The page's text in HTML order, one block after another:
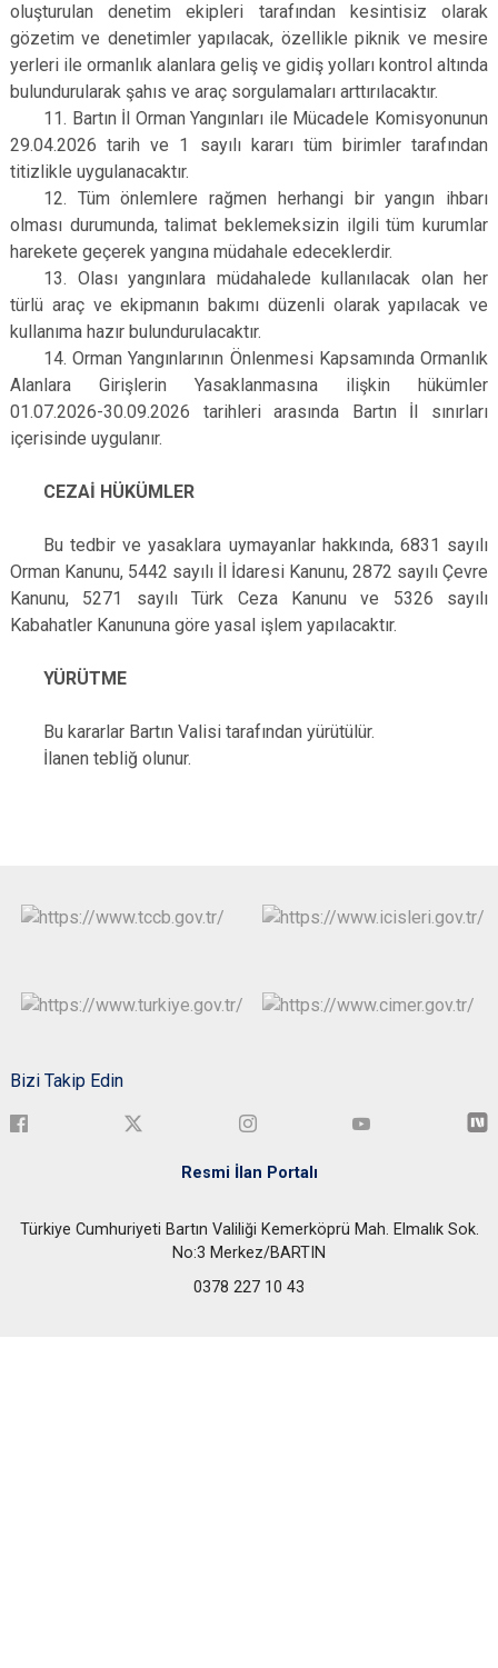
oluşturulan denetim ekipleri tarafından kesintisiz olarak
gözetim ve denetimler yapılacak, özellikle piknik ve mesire
yerleri ile ormanlık alanlara geliş ve gidiş yolları kontrol altında
bulundurularak şahıs ve araç sorgulamaları arttırılacaktır.
11. Bartın İl Orman Yangınları ile Mücadele Komisyonunun
29.04.2026 tarih ve 1 sayılı kararı tüm birimler tarafından
titizlikle uygulanacaktır.
12. Tüm önlemlere rağmen herhangi bir yangın ihbarı
olması durumunda, talimat beklemeksizin ilgili tüm kurumlar
harekete geçerek yangına müdahale edeceklerdir.
13. Olası yangınlara müdahalede kullanılacak olan her
türlü araç ve ekipmanın bakımı düzenli olarak yapılacak ve
kullanıma hazır bulundurulacaktır.
14. Orman Yangınlarının Önlenmesi Kapsamında Ormanlık
Alanlara Girişlerin Yasaklanmasına ilişkin hükümler
01.07.2026-30.09.2026 tarihleri arasında Bartın İl sınırları
içerisinde uygulanır.
CEZAİ HÜKÜMLER
Bu tedbir ve yasaklara uymayanlar hakkında, 6831 sayılı
Orman Kanunu, 5442 sayılı İl İdaresi Kanunu, 2872 sayılı Çevre
Kanunu, 5271 sayılı Türk Ceza Kanunu ve 5326 sayılı
Kabahatler Kanununa göre yasal işlem yapılacaktır.
YÜRÜTME
Bu kararlar Bartın Valisi tarafından yürütülür.
İlanen tebliğ olunur.
Bizi Takip Edin
Resmi İlan Portalı
Türkiye Cumhuriyeti Bartın Valiliği Kemerköprü Mah. Elmalık Sok.
No:3 Merkez/BARTIN
0378 227 10 43